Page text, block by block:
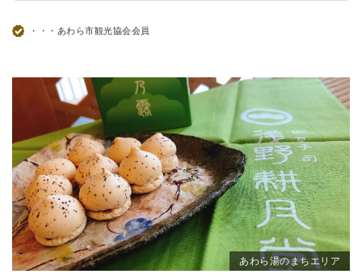
・・・あわら市観光協会会員
あわら湯のまちエリア